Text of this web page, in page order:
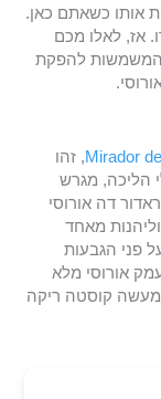
אותו כשאתם כאן.
אז, לאלו מכם
המשמשות להפקת
Mirador, זהו
הליכה, מגרש
דה אורוסי
מאחד
פני הגבעות
אורוסי מלא
למעשה קוסטה ריקה